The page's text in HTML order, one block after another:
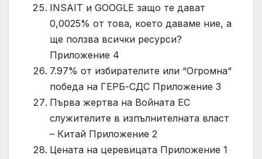
INSAIT и GOOGLE защо те дават
0,0025% от това, което даваме ние, а
ще ползва всички ресурси?
Приложение 4
7.97% от избирателите или “Огромна“
победа на ГЕРБ-СДС Приложение 3
Първа жертва на Войната ЕС
служителите в изпълнителната власт
– Китай Приложение 2
Цената на церевицата Приложение 1